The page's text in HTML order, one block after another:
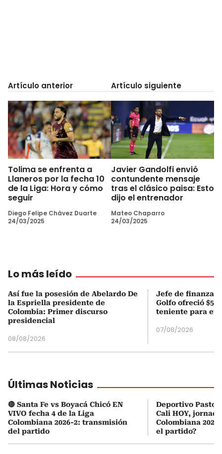
Artículo anterior
Tolima se enfrenta a
Llaneros por la fecha 10
de la Liga: Hora y cómo
seguir
Diego Felipe Chávez Duarte
24/03/2025
Artículo siguiente
Javier Gandolfi envió
contundente mensaje
tras el clásico paisa: Esto
dijo el entrenador
Mateo Chaparro
24/03/2025
Lo más leído
Así fue la posesión de Abelardo De
la Espriella presidente de
Colombia: Primer discurso
presidencial
08/08/2026
Jefe de finanzas
Golfo ofreció
teniente para
07/08/2026
Últimas Noticias
🔴 Santa Fe vs Boyacá Chicó EN
VIVO fecha 4 de la Liga
Colombiana 2026-2: transmisión
del partido
Deportivo Pasto
Cali HOY,
Colombiana
el partido?